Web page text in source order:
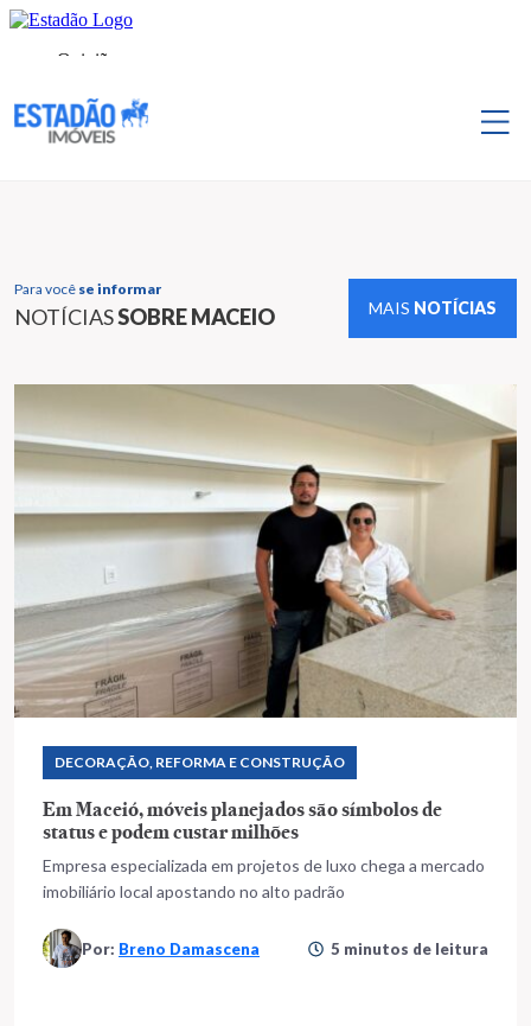
Para você se informar
NOTÍCIASSOBRE MACEIO MAIS NOTÍCIAS
DECORAÇÃO, REFORMA E CONSTRUÇÃO
Em Maceió, móveis planejados são símbolos de
status e podem custar milhões
Empresa especializada em projetos de luxo chega a mercado
imobiliário local apostando no alto padrão
Por: Breno Damascena 5 minutos de leitura